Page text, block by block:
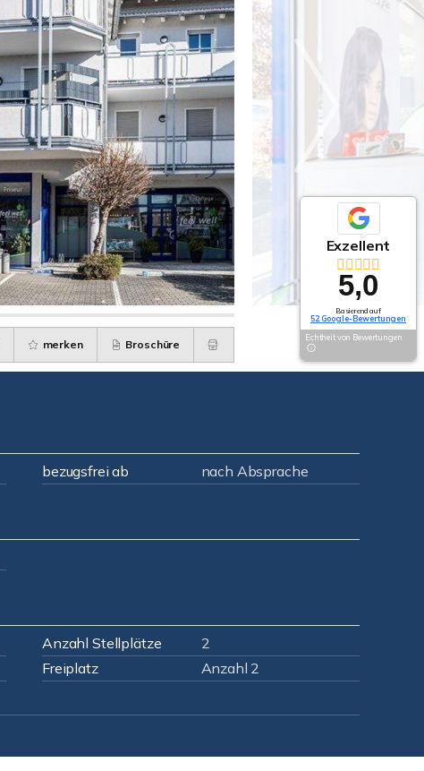
merken Broschüre
bezugsfrei ab nach Absprache
Anzahl Stellplätze
2
Freiplatz
Anzahl 2
Exzellent
5,0
Basierend auf
52 Google-Bewertungen
Echtheit von Bewertungen